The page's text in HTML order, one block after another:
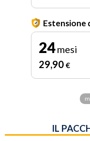
Estensione
24mesi
29,90 €
IL